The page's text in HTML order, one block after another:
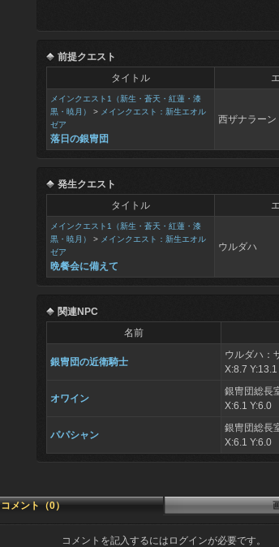
前提クエスト
タイトル
メインクエスト1（新生・蒼天・紅蓮・漆
黒・暁月）
> メインクエスト：新生エオル
ゼア
落日の銀冑団
西ザナラーン
発生クエスト
タイトル
メインクエスト1（新生・蒼天・紅蓮・漆
黒・暁月）
> メインクエスト：新生エオル
ゼア
晩餐会に備えて
ウルダハ
関連NPC
名前
銀冑団の近衛騎士
ウルダハ：
X:8.7 Y:13.1
オワイン
銀冑団総長
X:6.1 Y:6.0
パパシャン
銀冑団総長
X:6.1 Y:6.0
コメント（0）
コメントを記入するにはログインが必要です。